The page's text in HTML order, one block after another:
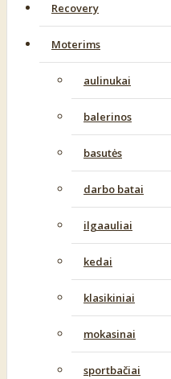
Recovery
Moterims
aulinukai
balerinos
basutės
darbo batai
ilgaauliai
kedai
klasikiniai
mokasinai
sportbačiai